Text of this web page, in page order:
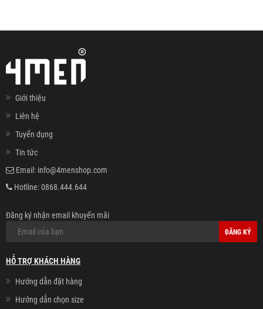
Giới thiệu
Liên hệ
Tuyển dụng
Tin tức
Email: info@4menshop.com
Hotline:0868.444.644
Đăng ký nhận email khuyến mãi
ĐĂNG KÝ
HỖ TRỢ KHÁCH HÀNG
Hướng dẫn đặt hàng
Hướng dẫn chọn size